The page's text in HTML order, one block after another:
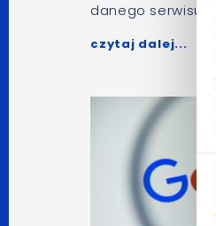
danego serwisu.
czytaj dalej...